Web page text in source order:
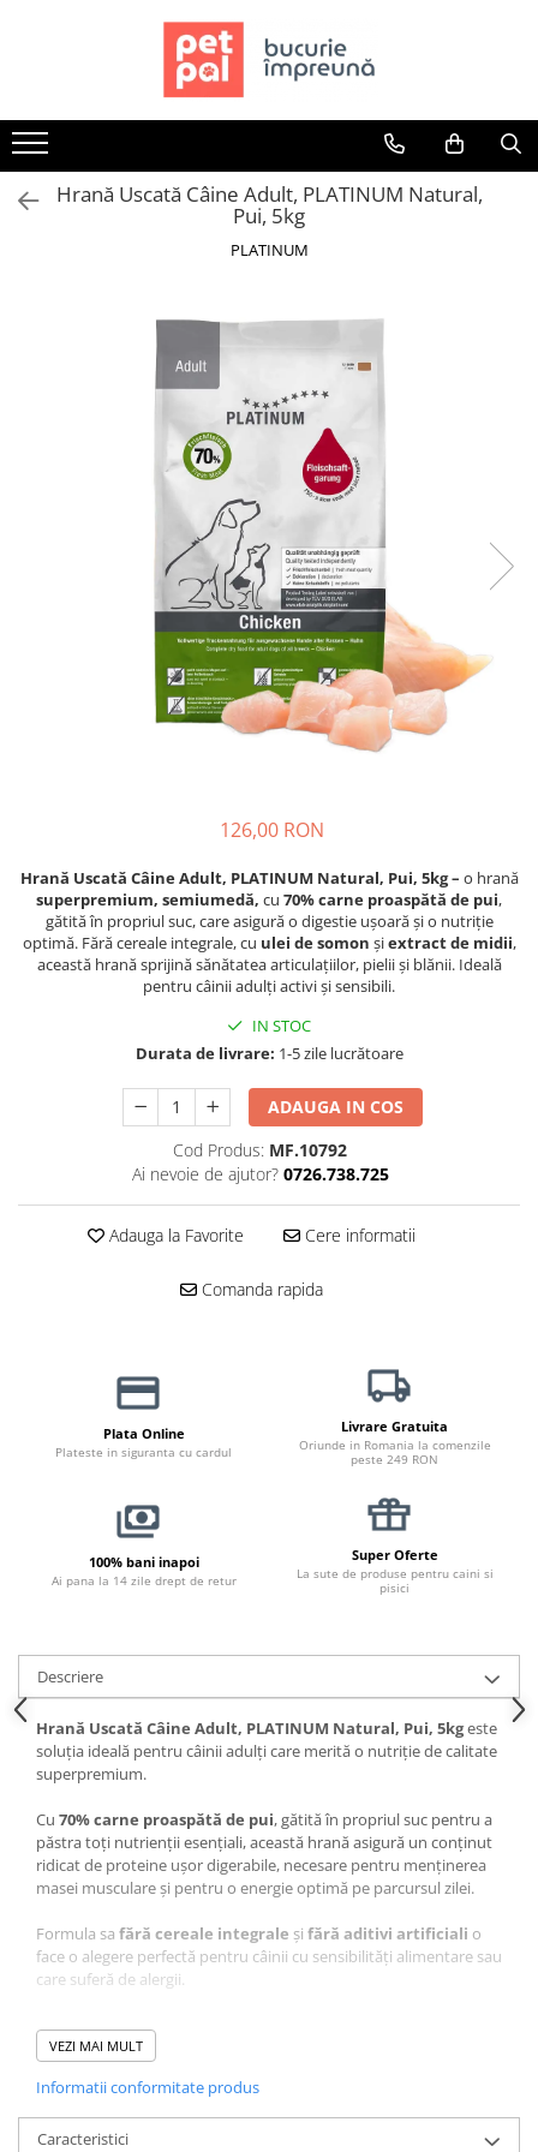
Câini
Hrană Uscată Câini
Câine Junior
Diete Veterinare Câini
Vitamine Câini
Perii & Piepteni
Accesorii Câini
Culcușuri & Saltele Câini
Pisică Junior
Pisică Senior
Diete Veterinare Pisică
Recompense Pisici
Cremoase
Semi-umede
Proteice
Umede
Îngrijire Pisici
Așternut Igienic Pisici
Igienă Pisici
Antiparazitare Pisici
Vitamine Pisici
Accesorii Pisici
Culcușuri & Saltele Pisici
Castroane & Adapatori Pisici
Jucării Pisici
Hrană Uscată Câine Adult, PLATINUM Natural,
Pui, 5kg
PLATINUM
126,00 RON
Hrană Uscată Câine Adult, PLATINUM Natural, Pui, 5kg – o hrană
superpremium, semiumedă, cu 70% carne proaspătă de pui,
gătită în propriul suc, care asigură o digestie ușoară și o nutriție
optimă. Fără cereale integrale, cu ulei de somon șiextract de midii,
această hrană sprijină sănătatea articulațiilor, pielii și blănii. Ideală
pentru câinii adulți activi și sensibili.
IN STOC
Durata de livrare: 1-5 zile lucrătoare
ADAUGA IN COS
Cod Produs: MF.10792
Ai nevoie de ajutor? 0726.738.725
Adauga la Favorite Cere informatii
Comanda rapida
Plata Online
Plateste in siguranta cu cardul
Livrare Gratuita
Oriunde in Romania la comenzile
peste 249 RON
100% bani inapoi
Ai pana la 14 zile drept de retur
Super Oferte
La sute de produse pentru caini si
pisici
Descriere
Hrană Uscată Câine Adult, PLATINUM Natural, Pui, 5kgeste
soluția ideală pentru câinii adulți care merită o nutriție de calitate
superpremium.
Cu 70% carne proaspătă de pui, gătită în propriul suc pentru a
păstra toți nutrienții esențiali, această hrană asigură un conținut
ridicat de proteine ușor digerabile, necesare pentru menținerea
masei musculare și pentru o energie optimă pe parcursul zilei.
Formula sa fără cereale integrale și fără aditivi artificiali o
face o alegere perfectă pentru câinii cu sensibilități alimentare sau
care suferă de alergii.
Granulele sunt ușor de mestecat și sunt preparate la temperaturi
scăzute pentru a păstra toți nutrienții și beneficiile naturale ale
Această hranăsuperpremium pentru câini adulțiconține, de
asemenea,ulei de somon
VEZI MAI MULT
Informatii conformitate produs
Caracteristici